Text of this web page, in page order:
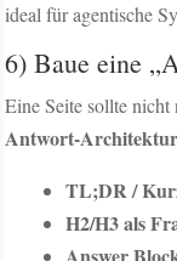
ideal für agentische
6) Baue eine
Eine Seite sollte nicht
Antwort-Architektur
TL;DR /
H2/H3 als